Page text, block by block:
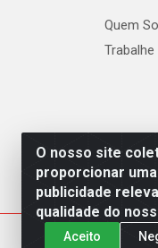
O nosso site
proporcionar
publicidade
qualidade do
Aceito
Quem